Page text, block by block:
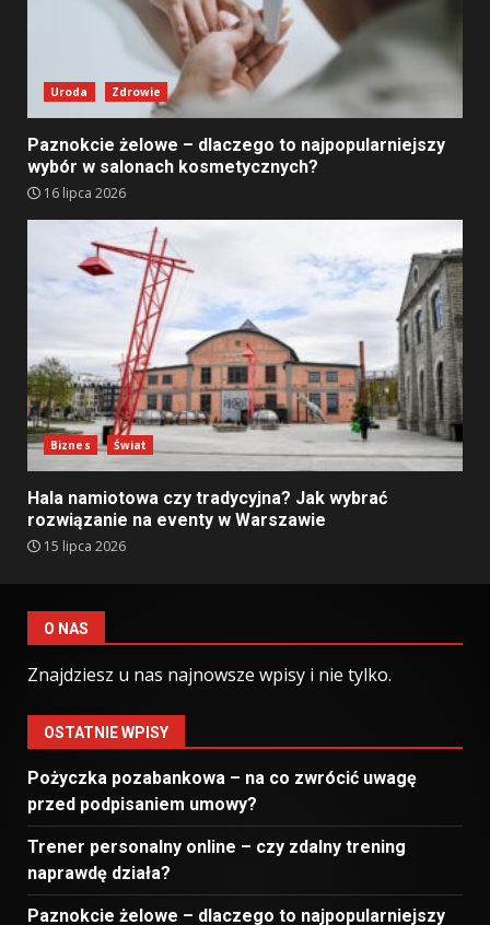
Uroda Zdrowie
Paznokcie żelowe – dlaczego to najpopularniejszy
wybór w salonach kosmetycznych?
16 lipca 2026
Biznes Świat
Hala namiotowa czy tradycyjna? Jak wybrać
rozwiązanie na eventy w Warszawie
15 lipca 2026
O NAS
Znajdziesz u nas najnowsze wpisy i nie tylko.
OSTATNIE WPISY
Pożyczka pozabankowa – na co zwrócić uwagę
przed podpisaniem umowy?
Trener personalny online – czy zdalny trening
naprawdę działa?
Paznokcie żelowe – dlaczego to najpopularniejszy